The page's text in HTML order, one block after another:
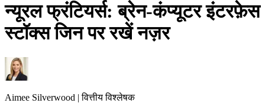
न्यूरल फ्रंटियर्स: ब्रेन-कंप्यूटर इंटरफ़ेस
स्टॉक्स जिन पर रखें नज़र
Aimee Silverwood |वित्तीय विश्लेषक